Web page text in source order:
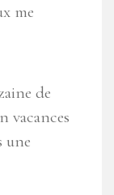
me
de
vacances
une